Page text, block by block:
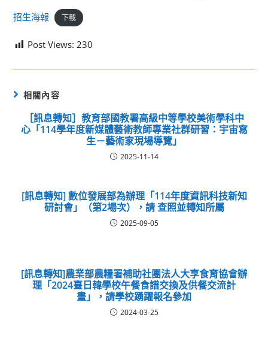
招生海報 下載
Post Views: 230
相關內容
［訊息轉知］教育部國教署高級中等學校美術學科中
心「114學年度新媒體藝術教師專業社群研習：宇宙寫
生－藝術家現場導覽」
2025-11-14
[訊息轉知] 數位發展部為辦理「114年度資訊科技新知
研討會」（第2場次），請 查照並轉知所屬
2025-09-05
[訊息轉知]農業部農糧署補助社團法人大享食育協會辦
理「2024臺日韓學校午餐食譜交換及供餐交流計
畫」，請學校踴躍報名參加
2024-03-25